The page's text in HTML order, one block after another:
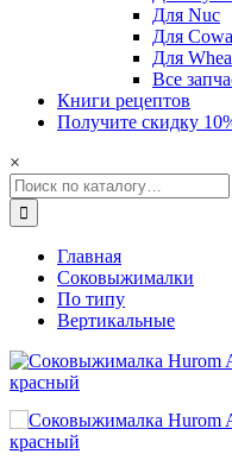
Для Nuc
Для
Для
Все
Книги рецептов
Получите скидку
×
Главная
Соковыжималки
По типу
Вертикальные